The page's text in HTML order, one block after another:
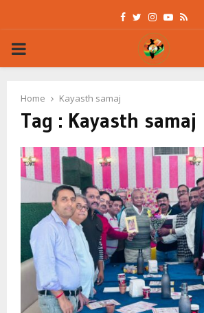
Facebook
Twitter
Instagram
Youtube
Rss
PRIMARY
Home Kayasth samaj
Tag : Kayasth samaj